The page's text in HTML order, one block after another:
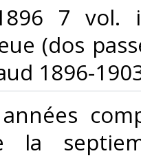
7 vol.
(dos
1896-
la